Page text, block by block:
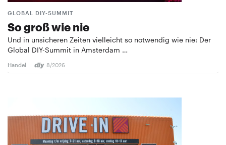
GLOBAL DIY-SUMMIT
So groß wie nie
Und in unsicheren Zeiten vielleicht so notwendig wie nie: Der
Global DIY-Summit in Amsterdam …
Handel 8/2026